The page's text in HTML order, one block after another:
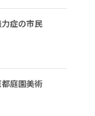
症の市民
庭園美術